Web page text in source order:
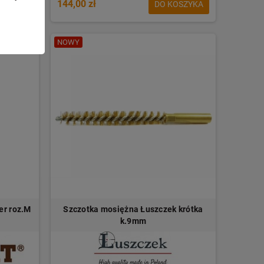
144,00 zł DO KOSZYKA
roz.M
NOWY
Szczotka mosiężna Łuszczek krótka
k.9mm